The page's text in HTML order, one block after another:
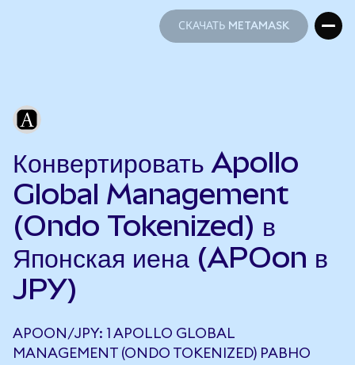
СКАЧАТЬ METAMASK
Конвертировать Apollo
Global Management
(Ondo Tokenized) в
Японская иена (APOon в
JPY)
APOON/JPY: 1 APOLLO GLOBAL
MANAGEMENT (ONDO TOKENIZED) РАВНО